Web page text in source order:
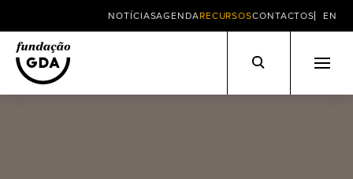
NOTÍCIASAGENDARECURSOSCONTACTOS EN